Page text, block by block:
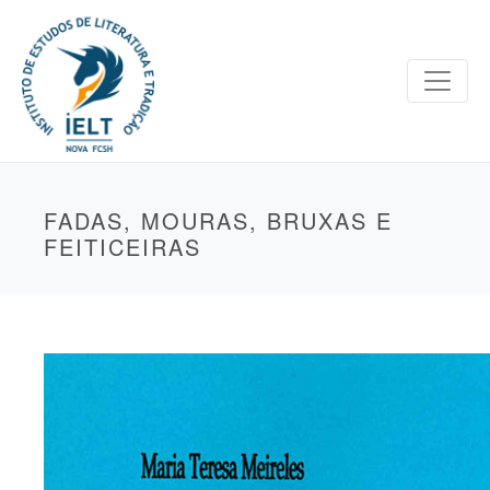
FADAS, MOURAS, BRUXAS E
FEITICEIRAS